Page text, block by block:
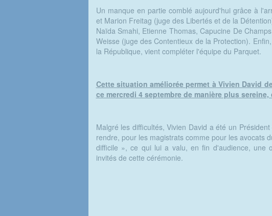
Un manque en partie comblé aujourd'hui grâce à
et Marion Freitag (juge des Libertés et de la
Naïda Smahi, Etienne Thomas, Capucine De
Weisse (juge des Contentieux de la Protection).
la République, vient compléter l'équipe du Parquet.
Cette situation améliorée permet à Vivien David
ce mercredi 4 septembre de manière plus
Malgré les difficultés, Vivien David a été un
rendre, pour les magistrats comme pour les avocats
difficile », ce qui lui a valu, en fin d'audience, une
invités de cette cérémonie.